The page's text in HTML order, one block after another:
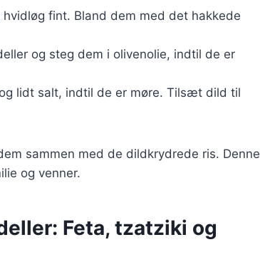
fint. Bland dem med det hakkede
og steg dem i olivenolie, indtil de er
lidt salt, indtil de er møre. Tilsæt dild til
sammen med de dildkrydrede ris. Denne
og venner.
Feta, tzatziki og